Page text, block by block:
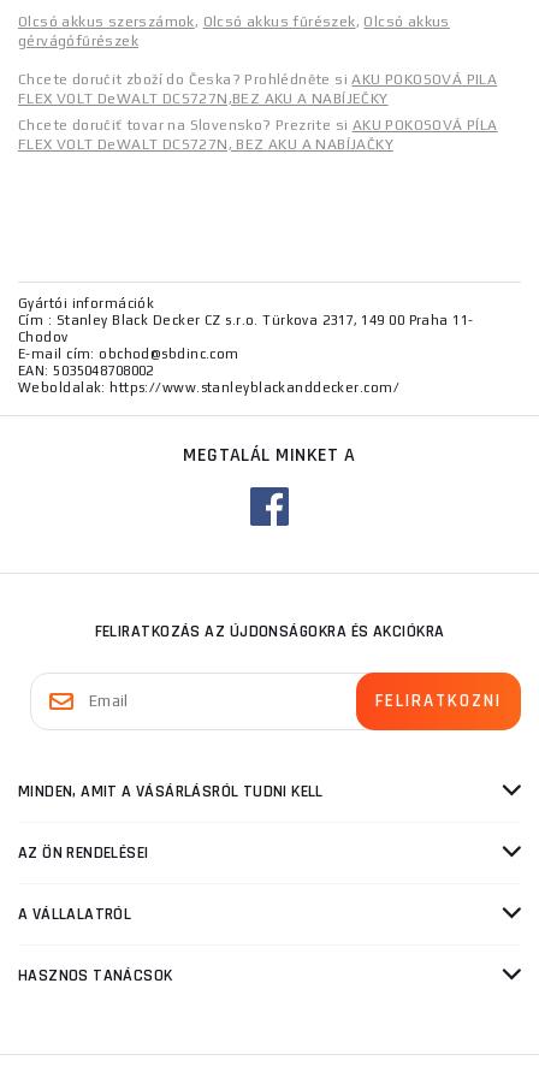
Olcsó akkus szerszámok, Olcsó akkus fűrészek, Olcsó akkus
gérvágófűrészek
Chcete doručit zboží do Česka? Prohlédněte siAKU POKOSOVÁ PILA
FLEX VOLT DeWALT DCS727N,BEZ AKU A NABÍJEČKY
Chcete doručiť tovar na Slovensko? Prezrite si AKU POKOSOVÁ PÍLA
FLEX VOLT DeWALT DCS727N, BEZ AKU A NABÍJAČKY
Gyártói információk
Cím : Stanley Black Decker CZ s.r.o. Türkova 2317, 149 00 Praha 11-
Chodov
E-mail cím: obchod@sbdinc.com
EAN: 5035048708002
Weboldalak: https://www.stanleyblackanddecker.com/
MEGTALÁL MINKET A
FELIRATKOZÁS AZ ÚJDONSÁGOKRA ÉS AKCIÓKRA
MINDEN, AMIT A VÁSÁRLÁSRÓL TUDNI KELL
AZ ÖN RENDELÉSEI
A VÁLLALATRÓL
HASZNOS TANÁCSOK